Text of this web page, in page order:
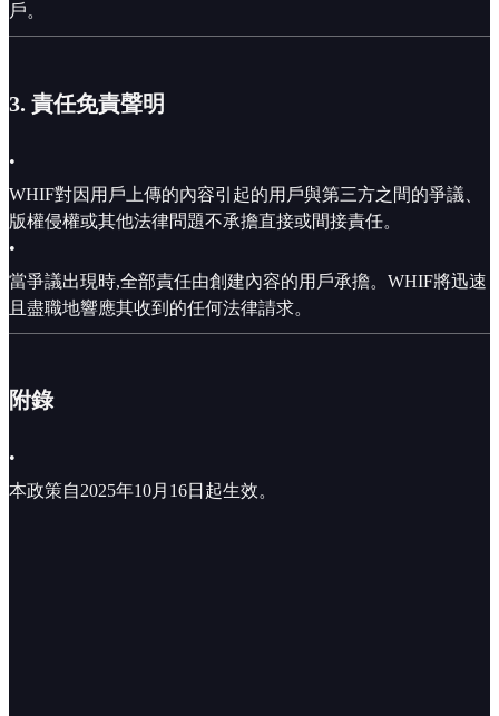
戶。
3. 責任免責聲明
•
WHIF對因用戶上傳的內容引起的用戶與第三方之間的爭議、
版權侵權或其他法律問題不承擔直接或間接責任。
•
當爭議出現時,全部責任由創建內容的用戶承擔。WHIF將迅速
且盡職地響應其收到的任何法律請求。
附錄
•
本政策自2025年10月16日起生效。